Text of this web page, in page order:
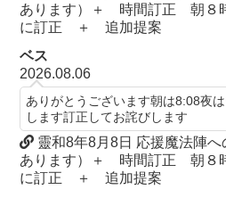
あります）＋ 時間訂正 朝８
に訂正 ＋ 追加提案
ベス
2026.08.06
ありがとうございます朝は8:08夜
します訂正してお詫びします
靈和8年8月8日 応援魔法陣
あります）＋ 時間訂正 朝８
に訂正 ＋ 追加提案